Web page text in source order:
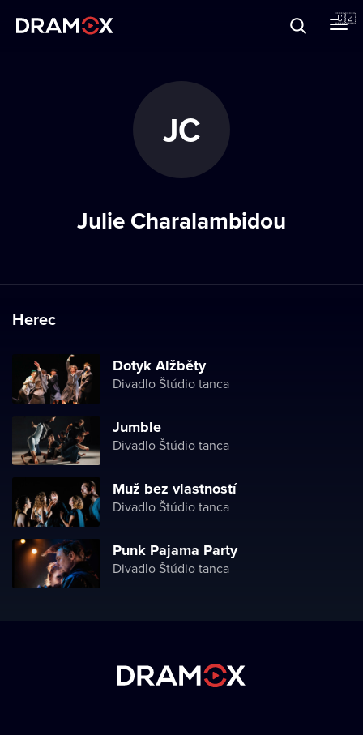
🇨🇿
JC
Julie Charalambidou
Herec
Dotyk Alžběty
Divadlo Štúdio tanca
Jumble
Divadlo Štúdio tanca
Muž bez vlastností
Divadlo Štúdio tanca
Punk Pajama Party
Divadlo Štúdio tanca